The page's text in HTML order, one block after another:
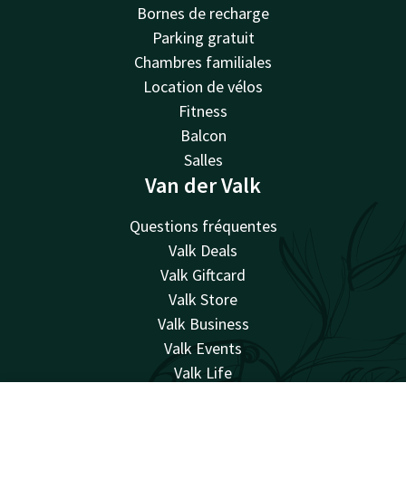
Bornes de recharge
Parking gratuit
Chambres familiales
Location de vélos
Fitness
Balcon
Salles
Van der Valk
Questions fréquentes
Valk Deals
Valk Giftcard
Valk Store
Valk Business
Valk Events
Valk Life